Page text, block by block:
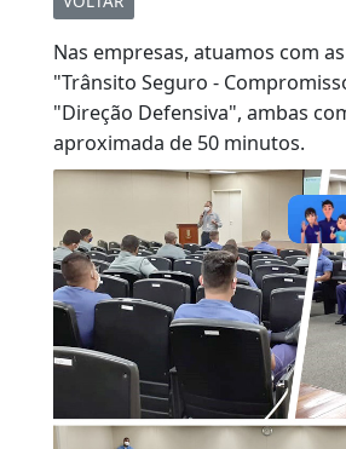
VOLTAR
Nas empresas, atuamos
"Trânsito Seguro -
"Direção Defensiva",
aproximada de 50 minutos.